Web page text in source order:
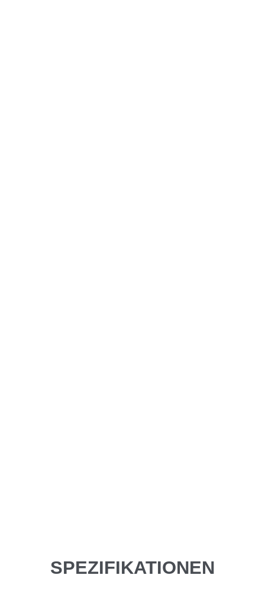
SPEZIFIKATIONEN